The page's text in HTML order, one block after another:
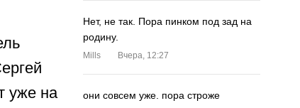
уже на
Нет, не так. Пора пинком под зад на
родину.
Mills Вчера, 12:27
они совсем уже. пора строже